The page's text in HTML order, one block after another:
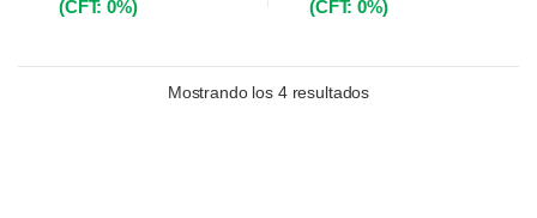
(CFT: 0%) (CFT: 0%)
Mostrando los 4 resultados